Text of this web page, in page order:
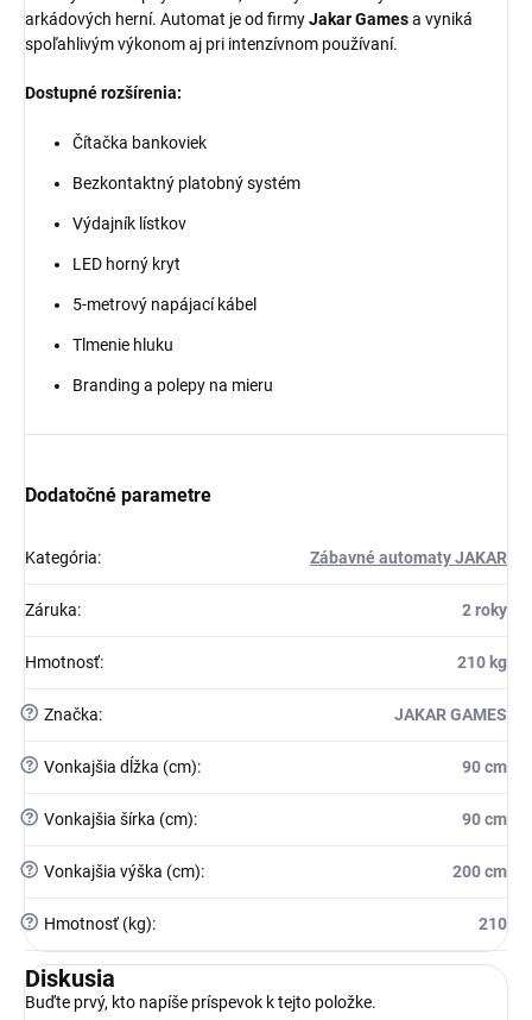
arkádových herní. Automat je od firmyJakar Gamesa vyniká
spoľahlivým výkonom aj pri intenzívnom používaní.
Dostupné rozšírenia:
Čítačka bankoviek
Bezkontaktný platobný systém
Výdajník lístkov
LED horný kryt
5-metrový napájací kábel
Tlmenie hluku
Branding a polepy na mieru
Dodatočné parametre
Kategória: Zábavné automaty JAKAR
Záruka: 2 roky
Hmotnosť: 210 kg
? Značka: JAKAR GAMES
? Vonkajšia dĺžka (cm): 90 cm
? Vonkajšia šírka (cm): 90 cm
? Vonkajšia výška (cm): 200 cm
? Hmotnosť (kg): 210
Diskusia
Buďte prvý, kto napíše príspevok k tejto položke.